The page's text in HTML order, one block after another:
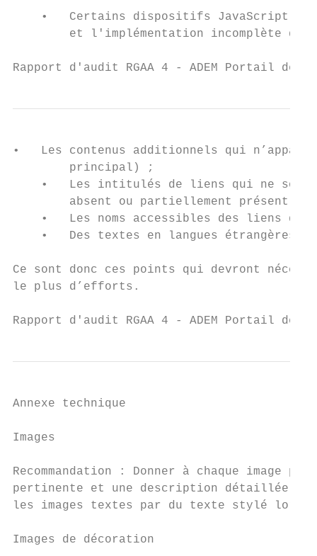
•   Certains dispositifs JavaScript,
et l'implémentation incomplète de
Rapport d'audit RGAA 4 - ADEM
•   Les contenus additionnels qui
        principal) ;
•   Les intitulés de liens qui ne
absent ou partiellement présent
•   Les noms accessibles des liens
•   Des textes en langues étrangères
Ce sont donc ces points qui devront
le plus d’efforts.
Rapport d'audit RGAA 4 - ADEM
Annexe technique
Images
Recommandation : Donner à chaque
pertinente et une description détaillée si
les images textes par du texte stylé
Images de décoration